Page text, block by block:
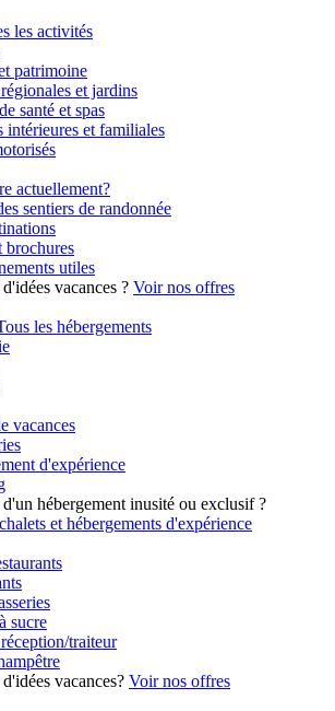
les activités
patrimoine
et jardins
santé et spas
intérieures et familiales
actuellement?
sentiers de randonnée
brochures
utiles
vacances ? Voir nos offres
les hébergements
vacances
d'expérience
hébergement inusité ou exclusif ?
et hébergements d'expérience
sucre
traiteur
vacances? Voir nos offres